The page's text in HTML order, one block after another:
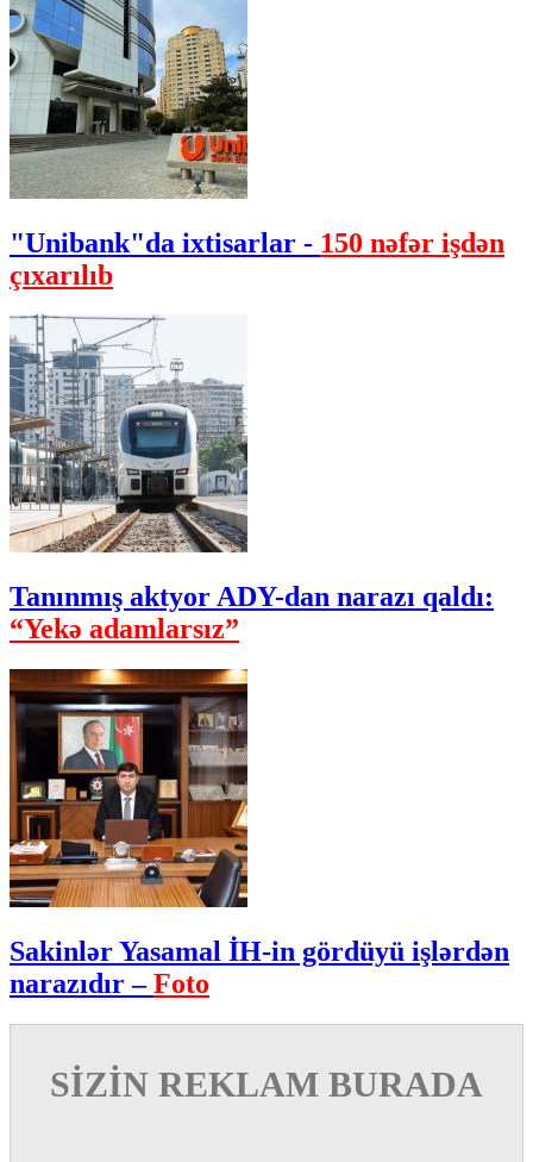
"Unibank"da ixtisarlar - 150 nəfər işdən
çıxarılıb
Tanınmış aktyor ADY-dan narazı qaldı:
“Yekə adamlarsız”
Sakinlər Yasamal İH-in gördüyü işlərdən
narazıdır –Foto
SİZİN REKLAM BURADA